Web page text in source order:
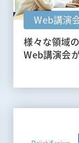
Web講演
様々な領域
Web講演会